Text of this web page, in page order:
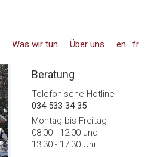
en | fr
Über uns
Was wir tun
Beratung
Telefonische Hotline
034 533 34 35
Montag bis Freitag
08:00 - 12:00 und
13:30 - 17:30 Uhr